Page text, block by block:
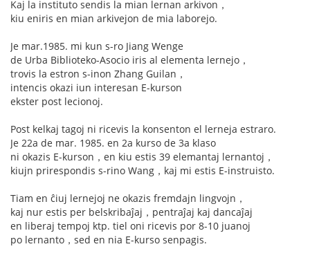
Kaj la instituto sendis la mian lernan arkivon，
kiu eniris en mian arkivejon de mia laborejo.
Je mar.1985. mi kun s-ro Jiang Wenge
de Urba Biblioteko-Asocio iris al elementa lernejo，
trovis la estron s-inon Zhang Guilan，
intencis okazi iun interesan E-kurson
ekster post lecionoj.
Post kelkaj tagoj ni ricevis la konsenton el lerneja estraro.
Je 22a de mar. 1985. en 2a kurso de 3a klaso
ni okazis E-kurson，en kiu estis 39 elemantaj lernantoj，
kiujn prirespondis s-rino Wang，kaj mi estis E-instruisto.
Tiam en ĉiuj lernejoj ne okazis fremdajn lingvojn，
kaj nur estis per belskribaĵaj，pentraĵaj kaj dancaĵaj
en liberaj tempoj ktp. tiel oni ricevis por 8-10 juanoj
po lernanto，sed en nia E-kurso senpagis.